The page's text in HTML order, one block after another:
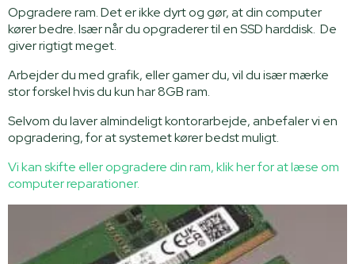
Opgradere ram. Det er ikke dyrt og gør, at din computer
kører bedre. Især når du opgraderer til en SSD harddisk. De
giver rigtigt meget.
Arbejder du med grafik, eller gamer du, vil du især mærke
stor forskel hvis du kun har 8GB ram.
Selvom du laver almindeligt kontorarbejde, anbefaler vi en
opgradering, for at systemet kører bedst muligt.
Vi kan skifte eller opgradere din ram, klik her for at læse om
computer reparationer.